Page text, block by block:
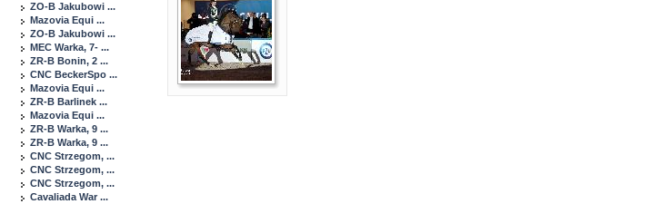
ZO-B Jakubowi ...
Mazovia Equi ...
ZO-B Jakubowi ...
MEC Warka, 7- ...
ZR-B Bonin, 2 ...
CNC BeckerSpo ...
Mazovia Equi ...
ZR-B Barlinek ...
Mazovia Equi ...
ZR-B Warka, 9 ...
ZR-B Warka, 9 ...
CNC Strzegom, ...
CNC Strzegom, ...
CNC Strzegom, ...
Cavaliada War ...